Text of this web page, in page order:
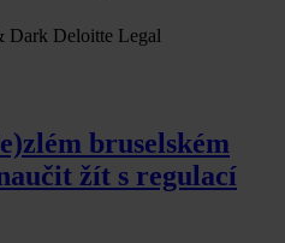
Dark Deloitte Legal
bruselském
žít s regulací